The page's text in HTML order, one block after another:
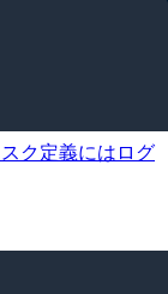
ク定義にはログ